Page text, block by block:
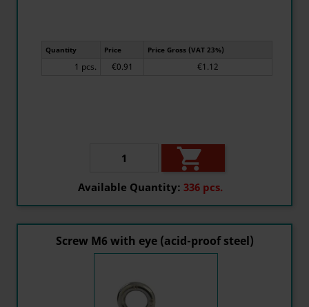
Quantity Price Price Gross (VAT 23%)
1 pcs. €0.91 €1.12

Available Quantity: 336 pcs.
Screw M6 with eye (acid-proof steel)